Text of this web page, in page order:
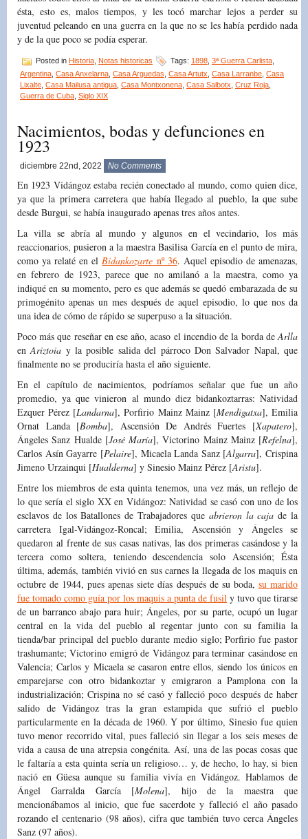
ésta, esto es, malos tiempos, y les tocó marchar lejos a perder su
juventud peleando en una guerra en la que no se les había perdido nada
y de la que poco se podía esperar.
Posted in Historia Notas historicas Tags: 1898 3ª Guerra Carlista
Argentina Casa Anxelarna Casa Arguedas Casa Artutx Casa Larranbe Casa
Lixalte Casa Mailusa antigua Casa Montxonena Casa Salbotx Cruz Roja
Guerra de Cuba Siglo XIX
Nacimientos, bodas y defunciones en
1923
diciembre 22nd, 2022 No Comments
En 1923 Vidángoz estaba recién conectado al mundo, como quien dice,
ya que la primera carretera que había llegado al pueblo, la que sube
desde Burgui, se había inaugurado apenas tres años antes.
La villa se abría al mundo y algunos en el vecindario, los más
reaccionarios, pusieron a la maestra Basilisa García en el punto de mira,
como ya relaté en elBidankozarte nº 36. Aquel episodio de amenazas,
en febrero de 1923, parece que no amilanó a la maestra, como ya
indiqué en su momento, pero es que además se quedó embarazada de su
primogénito apenas un mes después de aquel episodio, lo que nos da
una idea de cómo de rápido se superpuso a la situación.
Poco más que reseñar en ese año, acaso el incendio de la borda deArlla
enAriztoia y la posible salida del párroco Don Salvador Napal, que
finalmente no se produciría hasta el año siguiente.
En el capítulo de nacimientos, podríamos señalar que fue un año
promedio, ya que vinieron al mundo diez bidankoztarras: Natividad
Ezquer Pérez [Landarna], Porfirio Mainz Mainz [Mendigatxa], Emilia
Ornat Landa [Bomba], Ascensión De Andrés Fuertes [Xapatero],
Ángeles Sanz Hualde [José María], Victorino Mainz Mainz [Refelna],
Carlos Asín Gayarre [Pelaire], Micaela Landa Sanz [Algarra], Crispina
Jimeno Urzainqui [Hualderna] y Sinesio Mainz Pérez [Aristu].
Entre los miembros de esta quinta tenemos, una vez más, un reflejo de
lo que sería el siglo XX en Vidángoz: Natividad se casó con uno de los
esclavos de los Batallones de Trabajadores que abrieron la caja de la
carretera Igal-Vidángoz-Roncal; Emilia, Ascensión y Ángeles se
quedaron al frente de sus casas nativas, las dos primeras casándose y la
tercera como soltera, teniendo descendencia solo Ascensión; Ésta
última, además, también vivió en sus carnes la llegada de los maquis en
octubre de 1944, pues apenas siete días después de su boda, su marido
fue tomado como guía por los maquis a punta de fusil y tuvo que tirarse
de un barranco abajo para huir; Ángeles, por su parte, ocupó un lugar
central en la vida del pueblo al regentar junto con su familia la
tienda/bar principal del pueblo durante medio siglo; Porfirio fue pastor
trashumante; Victorino emigró de Vidángoz para terminar casándose en
Valencia; Carlos y Micaela se casaron entre ellos, siendo los únicos en
emparejarse con otro bidankoztar y emigraron a Pamplona con la
industrialización; Crispina no sé casó y falleció poco después de haber
salido de Vidángoz tras la gran estampida que sufrió el pueblo
particularmente en la década de 1960. Y por último, Sinesio fue quien
tuvo menor recorrido vital, pues falleció sin llegar a los seis meses de
vida a causa de una atrepsia congénita. Así, una de las pocas cosas que
le faltaría a esta quinta sería un religioso… y, de hecho, lo hay, si bien
nació en Güesa aunque su familia vivía en Vidángoz. Hablamos de
Ángel Garralda García [Molena], hijo de la maestra que
mencionábamos al inicio, que fue sacerdote y falleció el año pasado
rozando el centenario (98 años), cifra que también tuvo cerca Ángeles
Sanz (97 años).